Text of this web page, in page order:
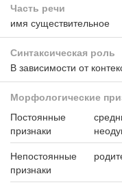
Часть речи
имя существительное
Синтаксическая роль
В зависимости от
Морфологические
Постоянные
признаки
Непостоянные
признаки